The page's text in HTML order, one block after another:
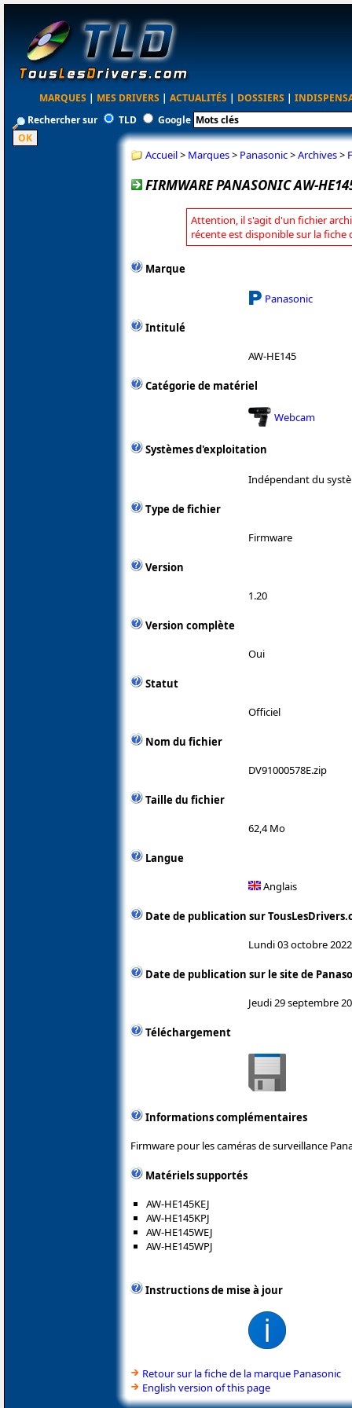
MARQUES | MES DRIVERS | ACTUALITÉS | DOSSIERS |
Rechercher sur
TLD Google
Accueil> Marques> Panasonic>Archives>
FIRMWARE PANASONIC AW-
Attention, il s'agit d'un fichier
récente est disponible sur la fiche
Marque
Panasonic
Intitulé
AW-HE145
Catégorie de matériel
Webcam
Systèmes d'exploitation
Indépendant du
Type de fichier
Firmware
Version
1.20
Version complète
Oui
Statut
Officiel
Nom du fichier
DV91000578E.zip
Taille du fichier
62,4 Mo
Langue
Anglais
Date de publication sur
Lundi 03 octobre 2022
Date de publication sur le site de
Jeudi 29 septembre
Téléchargement
Informations complémentaires
Firmware pour les caméras de surveillance
Matériels supportés
AW-HE145KEJ
AW-HE145KPJ
AW-HE145WEJ
AW-HE145WPJ
Instructions de mise à jour
Retour sur la fiche de la marque Panasonic
English version of this page